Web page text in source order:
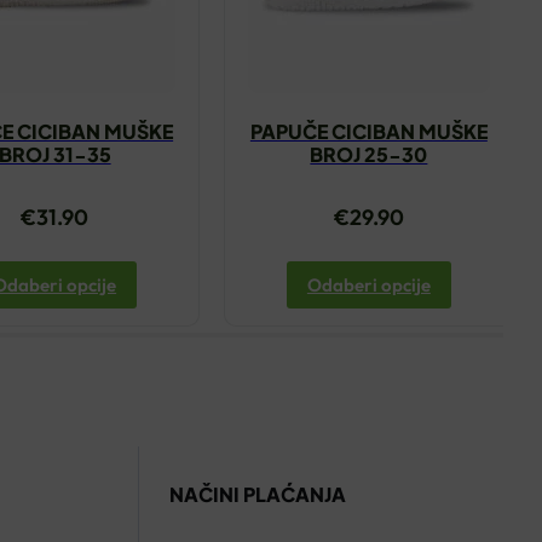
CICIBAN MUŠKE
31-35
€31.90
opcije
PAPUČE CICIBAN MUŠKE
BROJ 25-30
€29.90
Odaberi opcije
NAČINI PLAĆANJA